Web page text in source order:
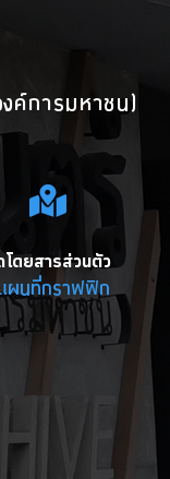
ค์การมหาชน)
โดยสารส่วนตัว
ผนที่กราฟฟิก